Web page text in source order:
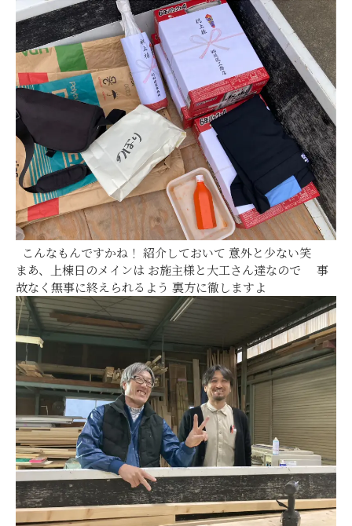
こんなもんですかね！ 紹介しておいて 意外と少ない笑
まあ、上棟日のメインは お施主様と大工さん達なので 事
故なく無事に終えられるよう 裏方に徹しますよ